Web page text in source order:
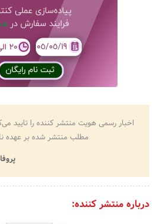
اخبار رسمی هویت منتشر کننده را
مطلب منتشر شده بر عهده
درباره منتشر کننده: